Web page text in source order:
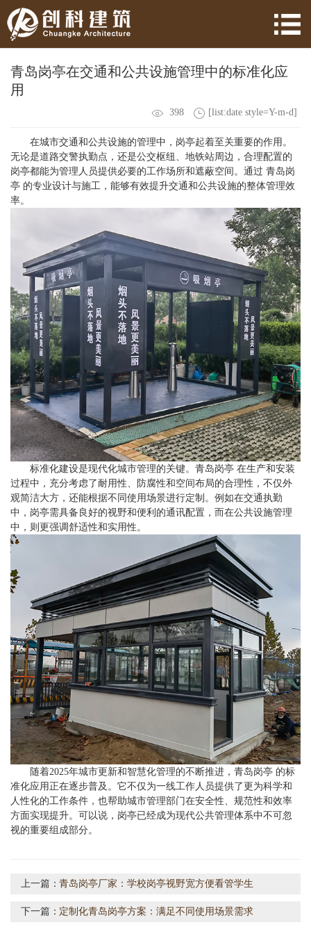
青岛岗亭在交通和公共设施管理中的标准化应
用
398 [list:date style=Y-m-d]
在城市交通和公共设施的管理中，岗亭起着至关重要的作用。
无论是道路交警执勤点，还是公交枢纽、地铁站周边，合理配置的
岗亭都能为管理人员提供必要的工作场所和遮蔽空间。通过 青岛岗
亭 的专业设计与施工，能够有效提升交通和公共设施的整体管理效
率。
标准化建设是现代化城市管理的关键。青岛岗亭 在生产和安装
过程中，充分考虑了耐用性、防腐性和空间布局的合理性，不仅外
观简洁大方，还能根据不同使用场景进行定制。例如在交通执勤
中，岗亭需具备良好的视野和便利的通讯配置，而在公共设施管理
中，则更强调舒适性和实用性。
随着2025年城市更新和智慧化管理的不断推进，青岛岗亭 的标
准化应用正在逐步普及。它不仅为一线工作人员提供了更为科学和
人性化的工作条件，也帮助城市管理部门在安全性、规范性和效率
方面实现提升。可以说，岗亭已经成为现代公共管理体系中不可忽
视的重要组成部分。
上一篇：青岛岗亭厂家：学校岗亭视野宽方便看管学生
下一篇： 定制化青岛岗亭方案：满足不同使用场景需求